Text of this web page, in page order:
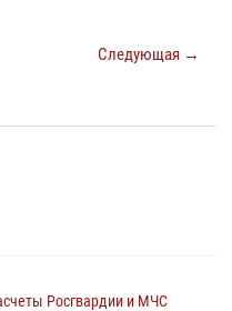
Следующая →
Росгвардии и МЧС